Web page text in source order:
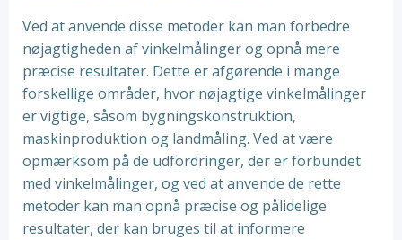
Ved at anvende disse metoder kan man forbedre
nøjagtigheden af vinkelmålinger og opnå mere
præcise resultater. Dette er afgørende i mange
forskellige områder, hvor nøjagtige vinkelmålinger
er vigtige, såsom bygningskonstruktion,
maskinproduktion og landmåling. Ved at være
opmærksom på de udfordringer, der er forbundet
med vinkelmålinger, og ved at anvende de rette
metoder kan man opnå præcise og pålidelige
resultater, der kan bruges til at informere